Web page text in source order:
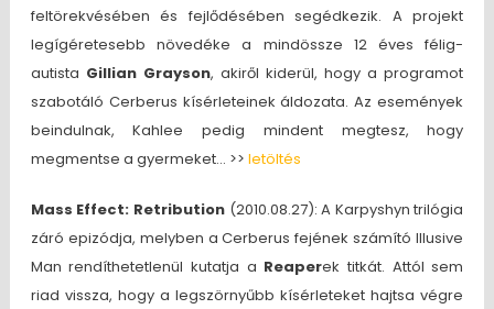
feltörekvésében és fejlődésében segédkezik. A projekt
legígéretesebb növedéke a mindössze 12 éves félig-
autista Gillian Grayson, akiről kiderül, hogy a programot
szabotáló Cerberus kísérleteinek áldozata. Az események
beindulnak, Kahlee pedig mindent megtesz, hogy
megmentse a gyermeket… >> letöltés
Mass Effect: Retribution(2010.08.27): A Karpyshyn trilógia
záró epizódja, melyben a Cerberus fejének számító Illusive
Man rendíthetetlenül kutatja a Reaperek titkát. Attól sem
riad vissza, hogy a legszörnyűbb kísérleteket hajtsa végre